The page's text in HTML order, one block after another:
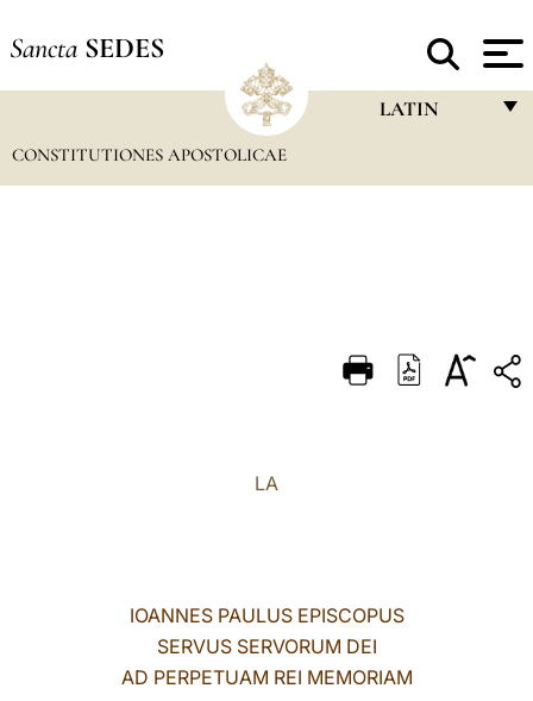
Sancta SEDES
LATIN
DEUTSCH
CONSTITUTIONES APOSTOLICAE
LA
IOANNES PAULUS EPISCOPUS
SERVUS SERVORUM DEI
AD PERPETUAM REI MEMORIAM